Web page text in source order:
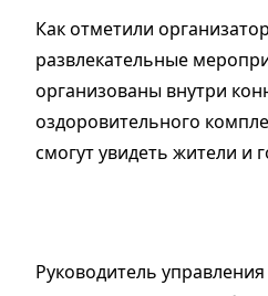
Как отметили
развлекательные
организованы внутри
оздоровительного
смогут увидеть жители и
Руководитель